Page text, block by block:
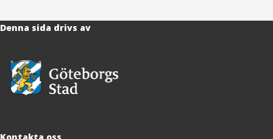
Denna sida drivs av
Kontakta oss